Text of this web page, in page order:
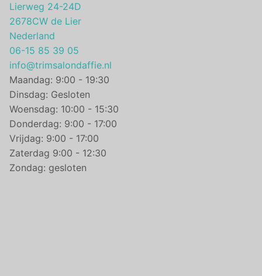
Lierweg 24-24D
2678CW de Lier
Nederland
06-15 85 39 05
info@trimsalondaffie.nl
Maandag: 9:00 - 19:30
Dinsdag: Gesloten
Woensdag: 10:00 - 15:30
Donderdag: 9:00 - 17:00
Vrijdag: 9:00 - 17:00
Zaterdag 9:00 - 12:30
Zondag: gesloten